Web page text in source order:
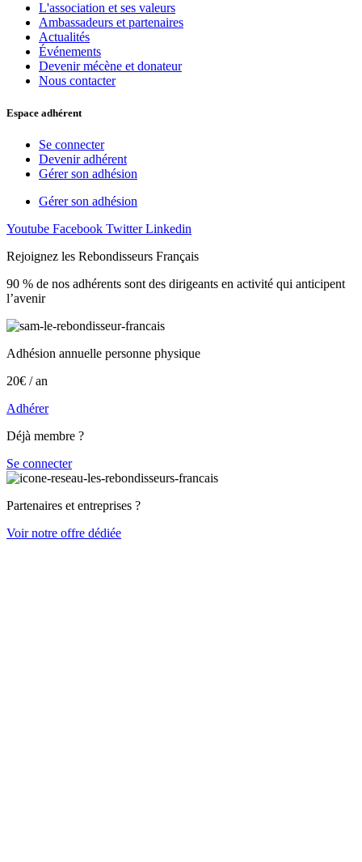
L'association et ses valeurs
Ambassadeurs et partenaires
Actualités
Événements
Devenir mécène et donateur
Nous contacter
Espace adhérent
Se connecter
Devenir adhérent
Gérer son adhésion
Gérer son adhésion
Youtube Facebook Twitter Linkedin
Rejoignez les Rebondisseurs Français
90 % de nos adhérents sont des dirigeants en activité qui anticipent
l’avenir
Adhésion annuelle personne physique
20€ / an
Adhérer
Déjà membre ?
Se connecter
Partenaires et entreprises ?
Voir notre offre dédiée